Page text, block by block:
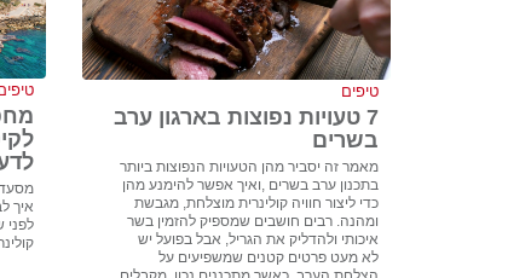
טיפים
7 טעויות נפוצות בארגון ערב
בשרים
מאמר זה יסביר מהן הטעויות הנפוצות ביותר
בתכנון ערב בשרים ,ואיך אפשר להימנע מהן
כדי ליצור חוויה קולינרית מוצלחת, מגבשת
ומהנה. רבים חושבים שמספיק להזמין בשר
איכותי ולהדליק את הגריל, אבל בפועל יש
לא מעט פרטים קטנים שמשפיעים על
איך
לפני